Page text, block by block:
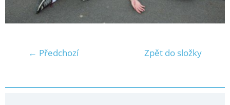
← Předchozí Zpět do složky